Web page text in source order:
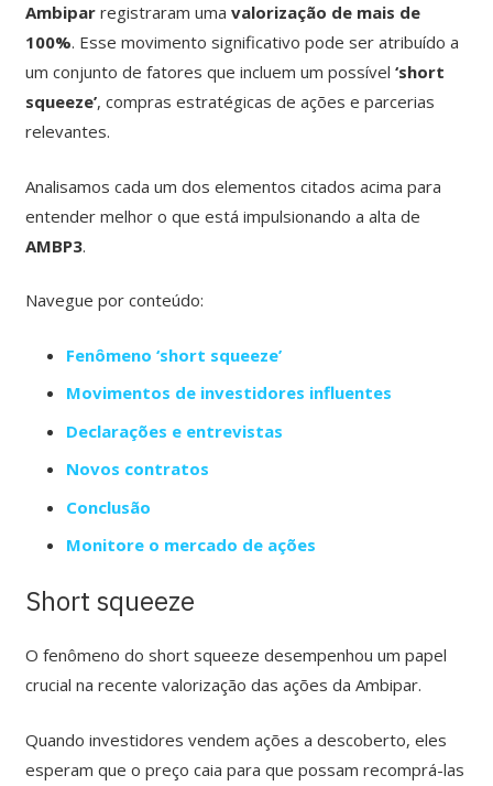
Ambiparregistraram uma valorização de mais de
100%. Esse movimento significativo pode ser atribuído a
um conjunto de fatores que incluem um possível ‘short
squeeze’, compras estratégicas de ações e parcerias
relevantes.
Analisamos cada um dos elementos citados acima para
entender melhor o que está impulsionando a alta de
AMBP3.
Navegue por conteúdo:
Fenômeno ‘short squeeze’
Movimentos de investidores influentes
Declarações e entrevistas
Novos contratos
Conclusão
Monitore o mercado de ações
Short squeeze
O fenômeno do short squeeze desempenhou um papel
crucial na recente valorização das ações da Ambipar.
Quando investidores vendem ações a descoberto, eles
esperam que o preço caia para que possam recomprá-las